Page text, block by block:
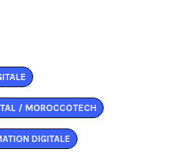
/ MOROCCOTECH
DIGITALE